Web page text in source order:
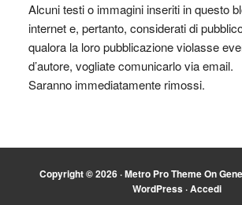
Alcuni testi o immagini inseriti in questo
internet e, pertanto, considerati di
qualora la loro pubblicazione violasse
d’autore, vogliate comunicarlo via email.
Saranno immediatamente rimossi.
Copyright © 2026 ·Metro Pro ThemeOn
WordPress·Accedi